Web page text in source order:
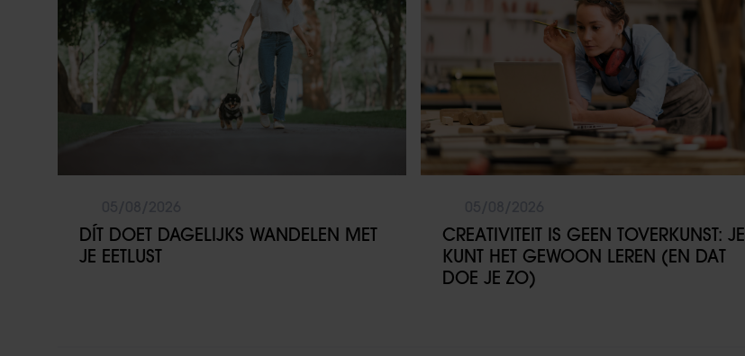
DÍT DOET DAGELIJKS WANDELEN MET
JE EETLUST
CREATIVITEIT IS GEEN TOVERKUNST: JE
KUNT HET GEWOON LEREN (EN DAT
DOE JE ZO)